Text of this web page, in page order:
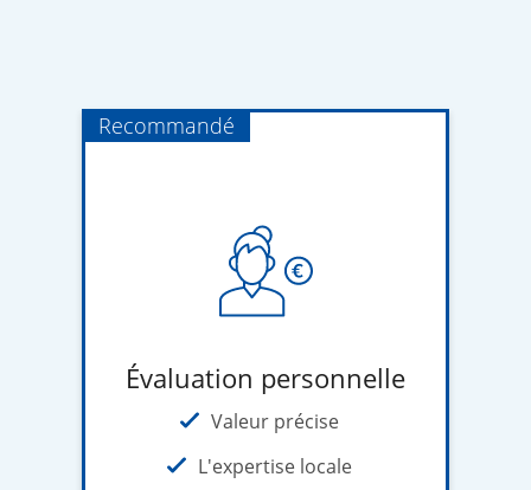
Recommandé
Évaluation personnelle
Valeur précise
L'expertise locale